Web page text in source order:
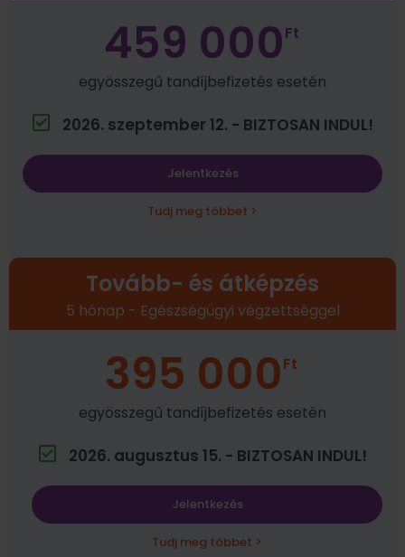
459 000Ft
egyösszegű tandíjbefizetés esetén
2026. szeptember 12. - BIZTOSAN INDUL!
Jelentkezés
Tudj meg többet >
Tovább- és átképzés
5 hónap - Egészségügyi végzettséggel
395 000Ft
egyösszegű tandíjbefizetés esetén
2026. augusztus 15. - BIZTOSAN INDUL!
Jelentkezés
Tudj meg többet >